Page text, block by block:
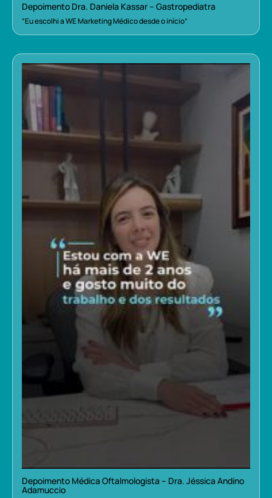
Depoimento Dra. Daniela Kassar – Gastropediatra
“Eu escolhi a WE Marketing Médico desde o início”
Depoimento Médica Oftalmologista – Dra. Jéssica Andino
Adamuccio